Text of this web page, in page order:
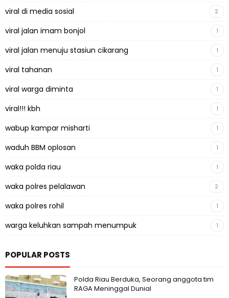
viral di media sosial 2
viral jalan imam bonjol 1
viral jalan menuju stasiun cikarang 1
viral tahanan 1
viral warga diminta 1
viral!!! kbh 1
wabup kampar misharti 1
waduh BBM oplosan 1
waka polda riau 1
waka polres pelalawan 2
waka polres rohil 1
warga keluhkan sampah menumpuk 1
POPULAR POSTS
Polda Riau Berduka, Seorang anggota tim
RAGA Meninggal Dunial